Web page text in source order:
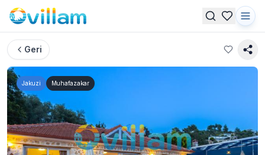
Geri
Jakuzi Muhafazakar